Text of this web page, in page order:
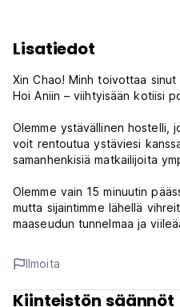
Lisatiedot
Xin Chao! Minh toivottaa
Hoi Aniin – viihtyisään kotiisi
Olemme ystävällinen hostelli,
voit rentoutua ystäviesi
samanhenkisiä matkailijoita
Olemme vain 15 minuutin
mutta sijaintimme lähellä
maaseudun tunnelmaa ja
Haemer Villassa on jaettuja
Niissä on erittäin mukavat
ilmastointi ja modernit
Ilmainen Wi-Fi on
Ilmoita
Kiinteistön säännöt